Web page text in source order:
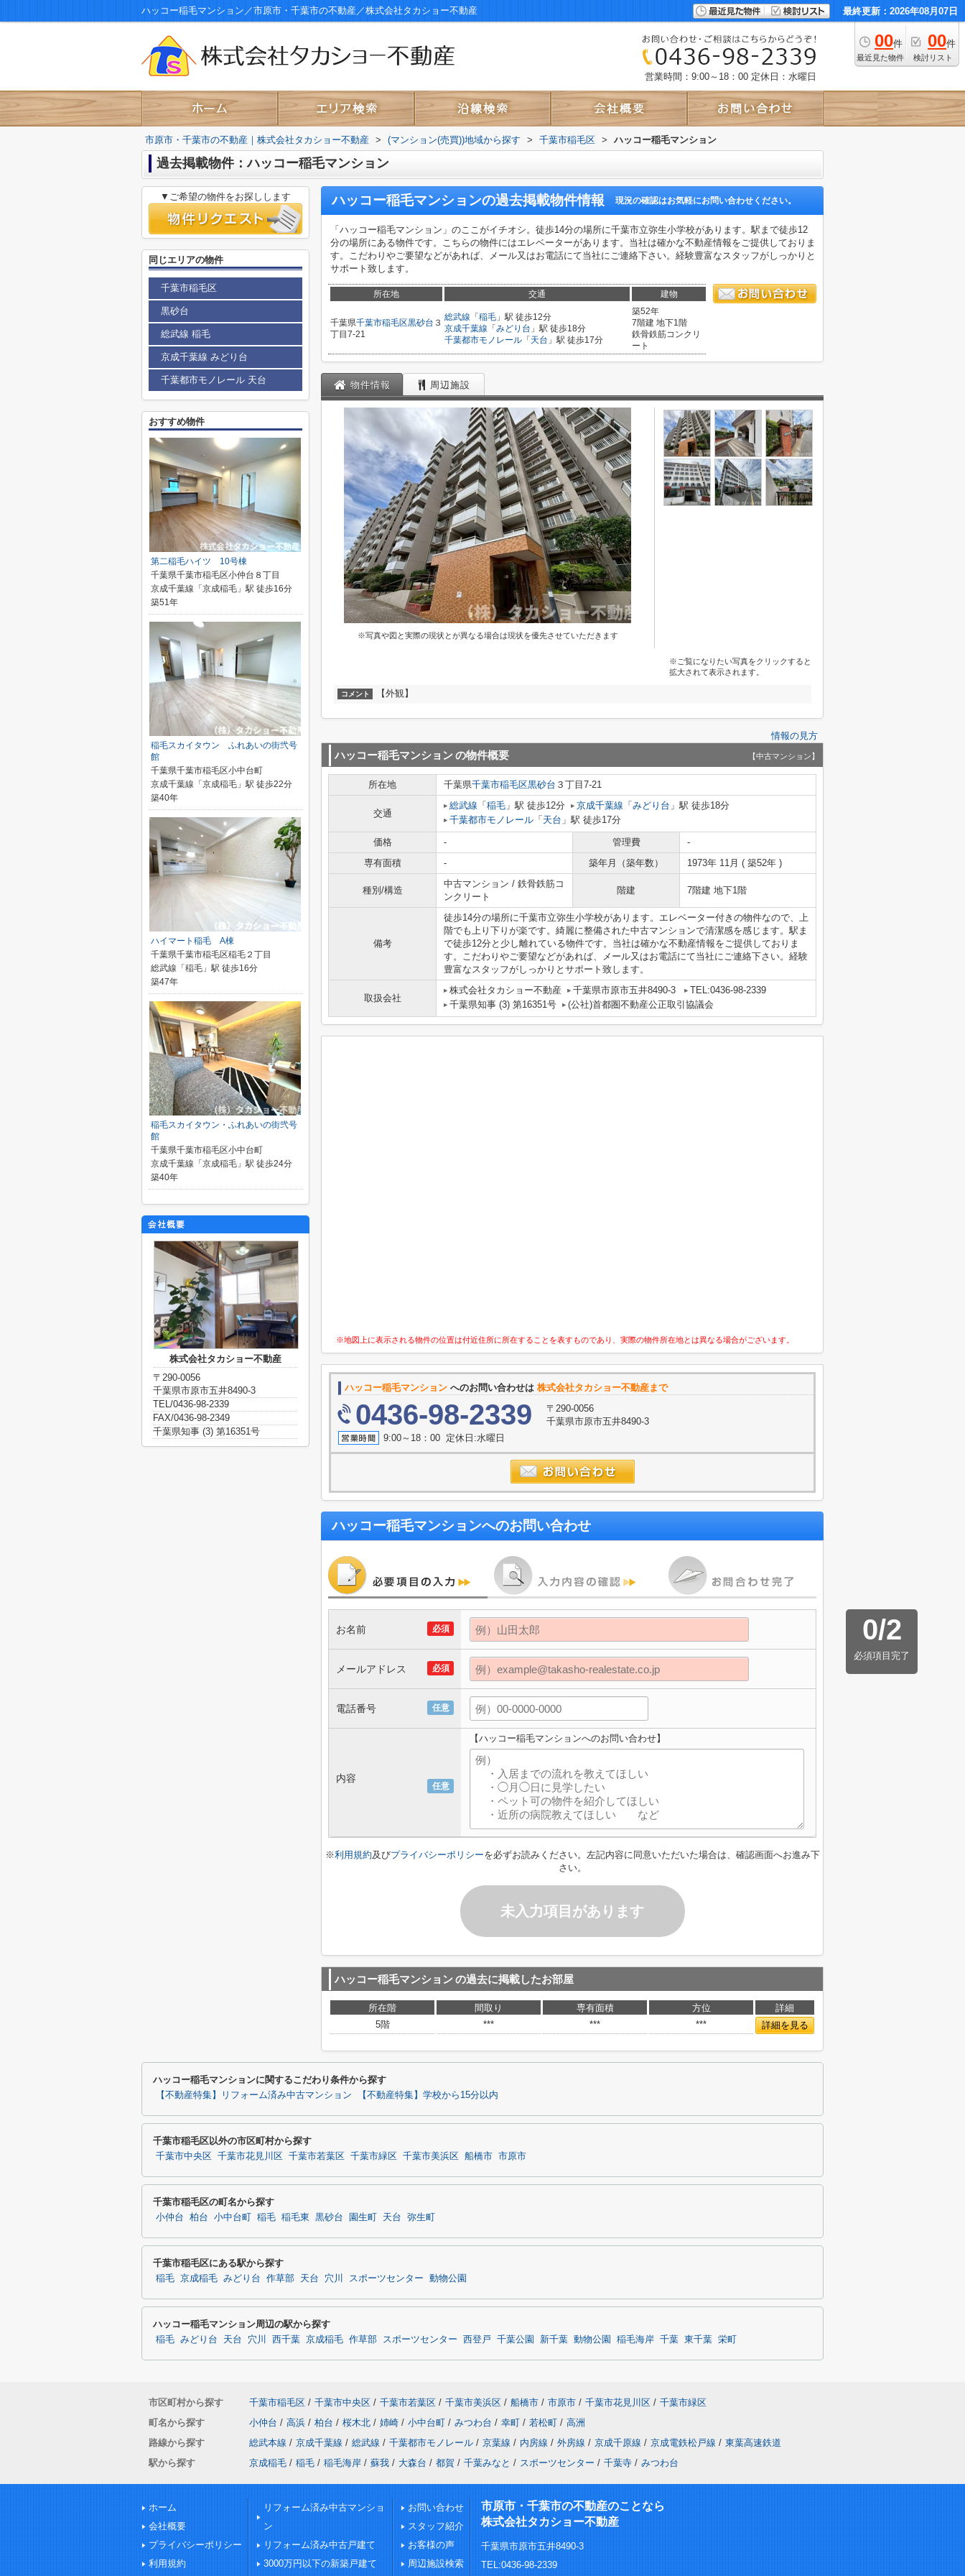
ハッコー稲毛マンション／市原市・千葉市の不動産／株式会社タカショー不動産 最終更新：2026年08月07日
00件
最近見た物件
00件
検討リスト
営業時間：9:00～18：00 定休日：水曜日
市原市・千葉市の不動産｜株式会社タカショー不動産 > (マンション(売買))地域から探す > 千葉市稲毛区 > ハッコー稲毛マンション
過去掲載物件：ハッコー稲毛マンション
ハッコー稲毛マンションの過去掲載物件情報 現況の確認はお気軽にお問い合わせください。
「ハッコー稲毛マンション」のここがイチオシ。徒歩14分の場所に千葉市立弥生小学校があります。駅まで徒歩12
分の場所にある物件です。こちらの物件にはエレベーターがあります。当社は確かな不動産情報をご提供しておりま
す。こだわりやご要望などがあれば、メール又はお電話にて当社にご連絡下さい。経験豊富なスタッフがしっかりと
サポート致します。
所在地 交通 建物
千葉県千葉市稲毛区黒砂台 ３
丁目7-21
総武線 「 稲毛 」駅 徒歩12分
京成千葉線 「 みどり台 」駅 徒歩18分
千葉都市モノレール 「 天台 」駅 徒歩17分
築52年
7階建 地下1階
鉄骨鉄筋コンクリ
ート
物件情報 周辺施設
※写真や図と実際の現状とが異なる場合は現状を優先させていただきます
※ご覧になりたい写真をクリックすると
拡大されて表示されます。
コメント 【外観】
情報の見方
ハッコー稲毛マンションの物件概要 【中古マンション】
所在地 千葉県千葉市稲毛区黒砂台 ３丁目7-21
交通
総武線 「 稲毛 」駅 徒歩12分 京成千葉線 「 みどり台 」駅 徒歩18分
千葉都市モノレール 「 天台 」駅 徒歩17分
価格 - 管理費
-
専有面積
- 築年月（築年数） 1973年 11月 ( 築52年 )
種別/構造
中古マンション / 鉄骨鉄筋コ
ンクリート
階建 7階建 地下1階
備考
徒歩14分の場所に千葉市立弥生小学校があります。エレベーター付きの物件なので、上
階でも上り下りが楽です。綺麗に整備された中古マンションで清潔感を感じます。駅ま
で徒歩12分と少し離れている物件です。当社は確かな不動産情報をご提供しておりま
す。こだわりやご要望などがあれば、メール又はお電話にて当社にご連絡下さい。経験
豊富なスタッフがしっかりとサポート致します。
取扱会社
株式会社タカショー不動産 千葉県市原市五井8490-3
TEL:0436-98-2339
千葉県知事 (3) 第16351号
(公社)首都圏不動産公正取引協議会
※地図上に表示される物件の位置は付近住所に所在することを表すものであり、実際の物件所在地とは異なる場合がございます。
ハッコー稲毛マンション へのお問い合わせは 株式会社タカショー不動産まで
0436-98-2339
〒290-0056
千葉県市原市五井8490-3
9:00～18：00 定休日:水曜日
ハッコー稲毛マンションへのお問い合わせ
0/2
必須項目完了
必須
お名前
必須
メールアドレス
任意
電話番号
任意
内容
【ハッコー稲毛マンションへのお問い合わせ】
※利用規約及びプライバシーポリシーを必ずお読みください。左記内容に同意いただいた場合は、確認画面へお進み下
さい。
未入力項目があります
ハッコー稲毛マンションの過去に掲載したお部屋
所在階 間取り 専有面積 方位
詳細
5階
*** *** *** 詳細を見る
▼ご希望の物件をお探しします
同じエリアの物件
千葉市稲毛区
黒砂台
総武線 稲毛
京成千葉線 みどり台
千葉都市モノレール 天台
おすすめ物件
第二稲毛ハイツ 10号棟
千葉県千葉市稲毛区小仲台８丁目
京成千葉線「京成稲毛」駅 徒歩16分
築51年
稲毛スカイタウン ふれあいの街弐号
館
千葉県千葉市稲毛区小中台町
京成千葉線「京成稲毛」駅 徒歩22分
築40年
ハイマート稲毛 A棟
千葉県千葉市稲毛区稲毛２丁目
総武線「稲毛」駅 徒歩16分
築47年
稲毛スカイタウン・ふれあいの街弐号
館
千葉県千葉市稲毛区小中台町
京成千葉線「京成稲毛」駅 徒歩24分
築40年
株式会社タカショー不動産
〒290-0056
千葉県市原市五井8490-3
TEL/0436-98-2339
FAX/0436-98-2349
千葉県知事 (3) 第16351号
ハッコー稲毛マンションに関するこだわり条件から探す
【不動産特集】リフォーム済み中古マンション 【不動産特集】学校から15分以内
千葉市稲毛区以外の市区町村から探す
千葉市中央区 千葉市花見川区 千葉市若葉区 千葉市緑区 千葉市美浜区 船橋市 市原市
千葉市稲毛区の町名から探す
小仲台 柏台 小中台町 稲毛 稲毛東 黒砂台 園生町 天台 弥生町
千葉市稲毛区にある駅から探す
稲毛 京成稲毛 みどり台 作草部 天台 穴川 スポーツセンター 動物公園
ハッコー稲毛マンション周辺の駅から探す
稲毛 みどり台 天台 穴川 西千葉 京成稲毛 作草部 スポーツセンター 西登戸 千葉公園 新千葉 動物公園 稲毛海岸 千葉 東千葉 栄町
市区町村から探す 千葉市稲毛区 / 千葉市中央区 / 千葉市若葉区 / 千葉市美浜区 / 船橋市 / 市原市 / 千葉市花見川区 / 千葉市緑区
町名から探す
小仲台 / 高浜 / 柏台 / 桜木北 / 姉崎 / 小中台町 / みつわ台 / 幸町 / 若松町 / 高洲
路線から探す
総武本線 / 京成千葉線 / 総武線 / 千葉都市モノレール / 京葉線 / 内房線 / 外房線 / 京成千原線 / 京成電鉄松戸線 / 東葉高速鉄道
駅から探す
京成稲毛 / 稲毛 / 稲毛海岸 / 蘇我 / 大森台 / 都賀 / 千葉みなと / スポーツセンター / 千葉寺 / みつわ台
ホーム
会社概要
プライバシーポリシー
利用規約
リフォーム済み中古マンショ
ン
リフォーム済み中古戸建て
3000万円以下の新築戸建て
お問い合わせ
スタッフ紹介
お客様の声
周辺施設検索
市原市・千葉市の不動産のことなら
株式会社タカショー不動産
千葉県市原市五井8490-3
TEL:0436-98-2339